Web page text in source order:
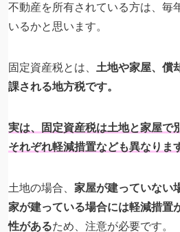
不動産を所有されている方は、毎
いるかと思います。
固定資産税とは、 土地や家屋、償
課される地方税です。
実は、固定資産税は土地と家屋で
それぞれ軽減措置なども異なりま
土地の場合、 家屋が建っていない
家が建っている場合には軽減措置
性があるため、注意が必要です。